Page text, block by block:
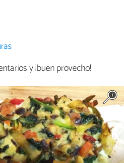
y ¡buen provecho!